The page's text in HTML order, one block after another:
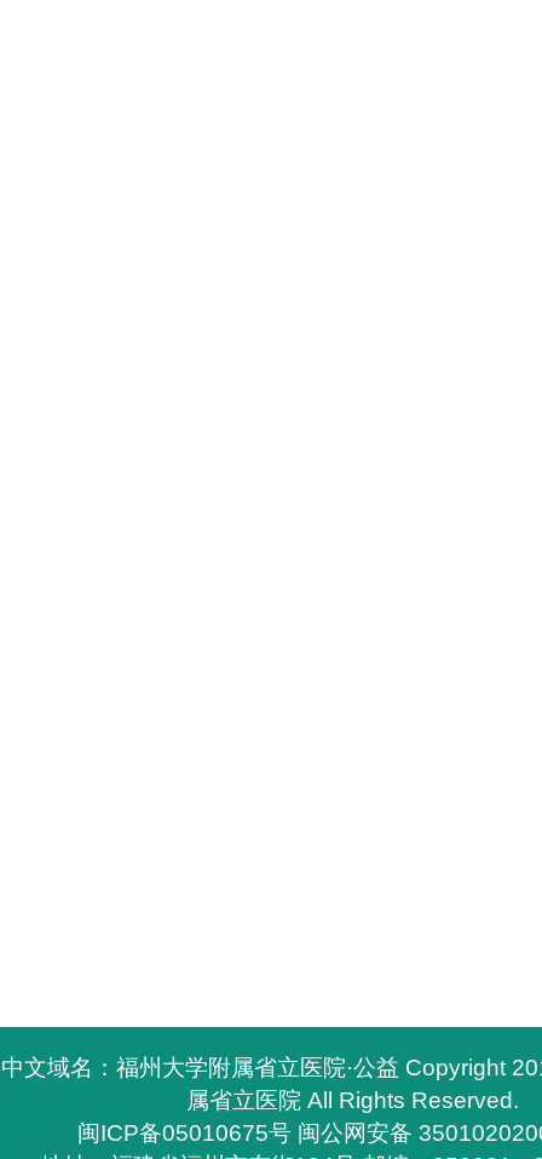
中文域名：福州大学附属省立医院·公益 Copyright
属省立医院 All Rights Reserved.
闽ICP备05010675号 闽公网安备